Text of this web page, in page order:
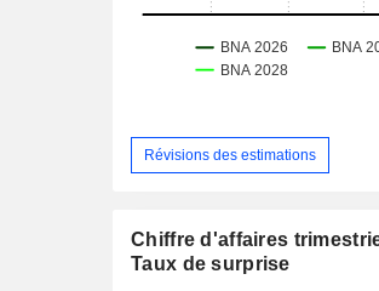
Révisions des estimations
Chiffre d'affaires
Taux de surprise